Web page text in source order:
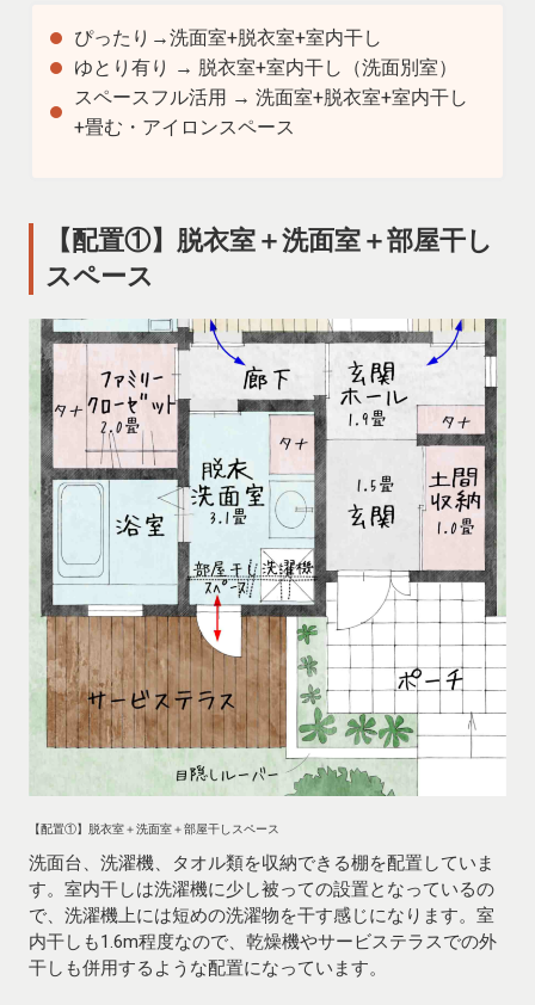
ぴったり→洗面室+脱衣室+室内干し
ゆとり有り → 脱衣室+室内干し（洗面別室）
スペースフル活用 → 洗面室+脱衣室+室内干し
+畳む・アイロンスペース
【配置①】脱衣室＋洗面室＋部屋干し
スペース
【配置①】脱衣室＋洗面室＋部屋干しスペース
洗面台、洗濯機、タオル類を収納できる棚を配置していま
す。室内干しは洗濯機に少し被っての設置となっているの
で、洗濯機上には短めの洗濯物を干す感じになります。室
内干しも1.6m程度なので、乾燥機やサービステラスでの外
干しも併用するような配置になっています。